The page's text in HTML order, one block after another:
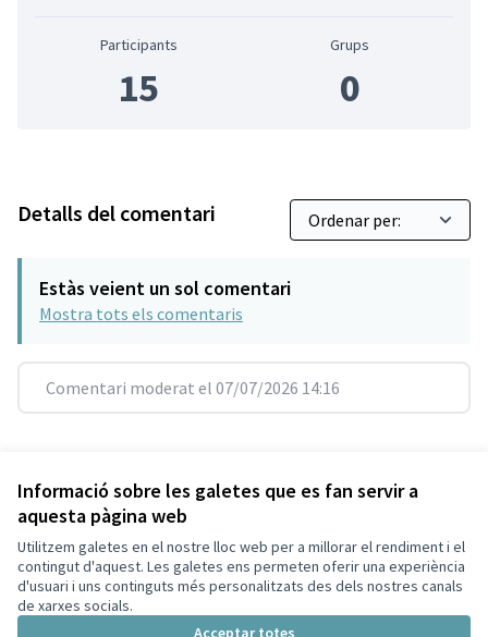
Informació sobre les galetes que es fan servir a
aquesta pàgina web
Utilitzem galetes en el nostre lloc web per a millorar el rendiment i el
contingut d'aquest. Les galetes ens permeten oferir una experiència
d'usuari i uns continguts més personalitzats des dels nostres canals
de xarxes socials.
Acceptar totes
Participants
15
Grups
0
Detalls del comentari
Estàs veient un sol comentari
Mostra tots els comentaris
Comentari moderat el 07/07/2026 14:16
Versió 5(de 5) veure altres versions
Termes i condicions d'ús
Configuració de les galetes
Decidim Sant Cugat a X
(Enllaç extern)
Decidim Sant Cugat a Facebook
Decidim Sant Cugat a Instagram
Decidim Sant Cugat a GitHub
(Enllaç extern)